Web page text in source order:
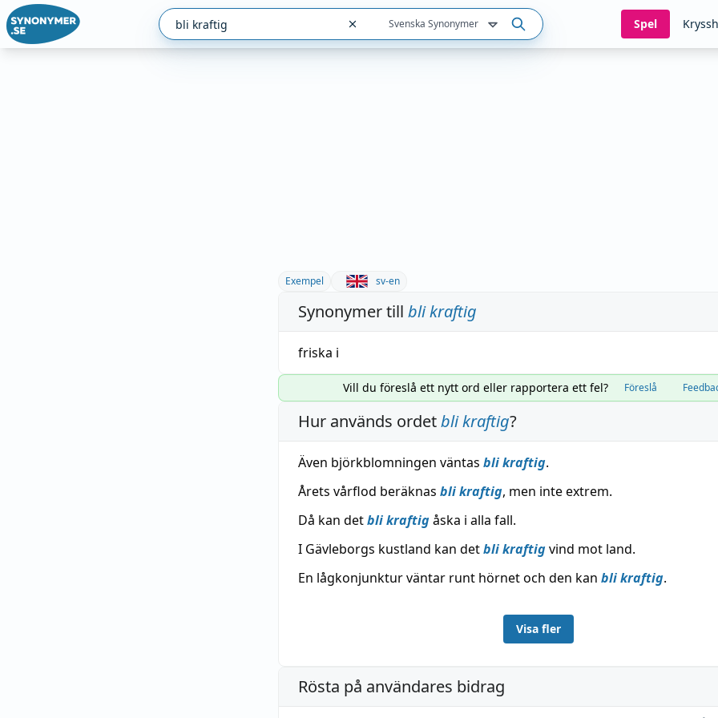
Svenska Synonymer Spel
Exempel sv-en
Synonymer till bli kraftig
friska i
Vill du föreslå ett nytt ord eller rapportera ett fel? Föreslå
Hur används ordetbli kraftig?
Även björkblomningen väntas bli kraftig.
Årets vårflod beräknas bli kraftig, men inte extrem.
Då kan detbli kraftigåska i alla fall.
I Gävleborgs kustland kan detbli kraftigvind mot land.
En lågkonjunktur väntar runt hörnet och den kan bli kraftig.
Visa fler
Rösta på användares bidrag